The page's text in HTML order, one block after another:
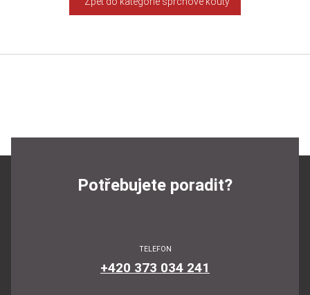
Potřebujete poradit?
TELEFON
+420 373 034 241